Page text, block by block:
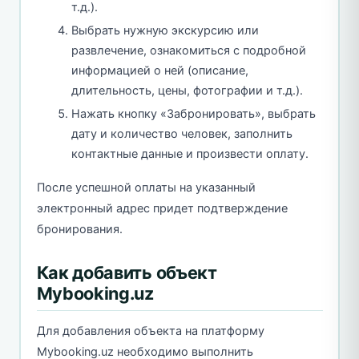
т.д.).
Выбрать нужную экскурсию или
развлечение, ознакомиться с подробной
информацией о ней (описание,
длительность, цены, фотографии и т.д.).
Нажать кнопку «Забронировать», выбрать
дату и количество человек, заполнить
контактные данные и произвести оплату.
После успешной оплаты на указанный
электронный адрес придет подтверждение
бронирования.
Как добавить объект
Mybooking.uz
Для добавления объекта на платформу
Mybooking.uz необходимо выполнить